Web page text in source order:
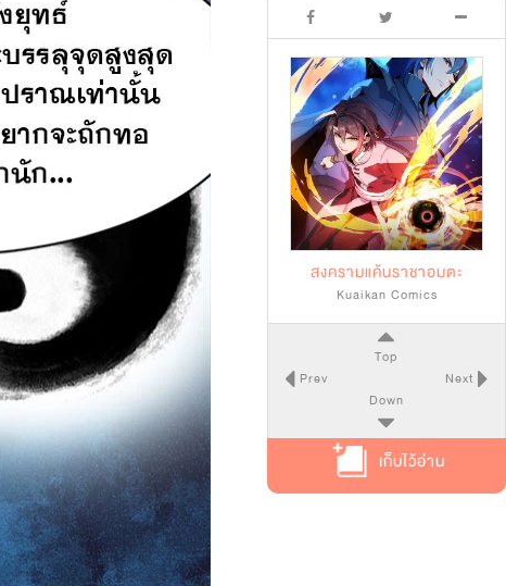
สงครามแค้นราชาอมตะ
Kuaikan Comics
Top
Prev
Next
Down
เก็บไว้อ่าน